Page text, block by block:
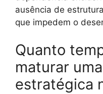
ausência de
que impedem o
Quanto
maturar
estratégica